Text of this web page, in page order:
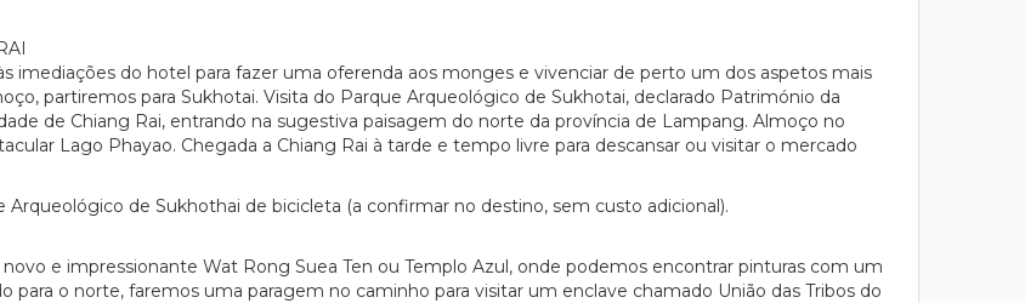
imediações do hotel para fazer uma oferenda aos monges e vivenciar de perto um dos aspetos mais
partiremos para Sukhotai. Visita do Parque Arqueológico de Sukhotai, declarado Património da
de Chiang Rai, entrando na sugestiva paisagem do norte da província de Lampang. Almoço no
Lago Phayao. Chegada a Chiang Rai à tarde e tempo livre para descansar ou visitar o mercado
Arqueológico de Sukhothai de bicicleta (a confirmar no destino, sem custo adicional).
e impressionante Wat Rong Suea Ten ou Templo Azul, onde podemos encontrar pinturas com um
para o norte, faremos uma paragem no caminho para visitar um enclave chamado União das Tribos do